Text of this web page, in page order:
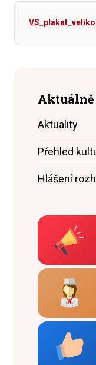
Aktuálně
Aktuality
Přehled
Hlášení